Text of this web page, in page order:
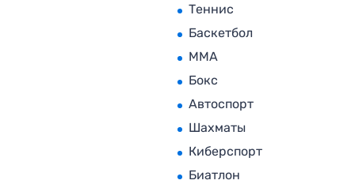
Теннис
Баскетбол
MMA
Бокс
Автоспорт
Шахматы
Киберспорт
Биатлон